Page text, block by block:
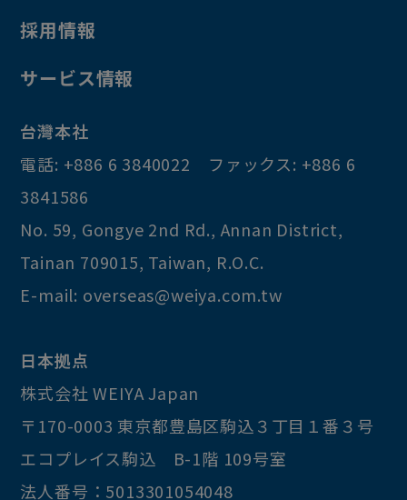
採用情報
サービス情報
台灣本社
電話: +886 6 3840022 ファックス: +886 6
3841586
No. 59, Gongye 2nd Rd., Annan District,
Tainan 709015, Taiwan, R.O.C.
E-mail: overseas@weiya.com.tw
日本拠点
株式会社 WEIYA Japan
〒170-0003 東京都豊島区駒込３丁目１番３号
エコプレイス駒込 B-1階 109号室
法人番号：5013301054048